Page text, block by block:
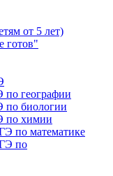
от 5 лет)
готов"
географии
по биологии
по химии
по математике
по